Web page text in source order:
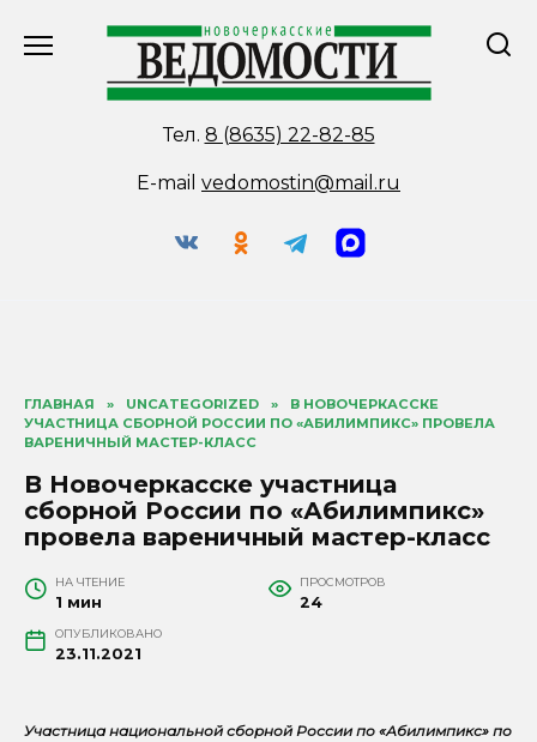
Тел. 8 (8635) 22-82-85
E-mail vedomostin@mail.ru
ГЛАВНАЯ » UNCATEGORIZED »
В НОВОЧЕРКАССКЕ
УЧАСТНИЦА СБОРНОЙ РОССИИ ПО «АБИЛИМПИКС» ПРОВЕЛА
ВАРЕНИЧНЫЙ МАСТЕР-КЛАСС
В Новочеркасске участница
сборной России по «Абилимпикс»
провела вареничный мастер-класс
НА ЧТЕНИЕ
1 мин
ПРОСМОТРОВ
24
ОПУБЛИКОВАНО
23.11.2021
Участница национальной сборной России по «Абилимпикс» по